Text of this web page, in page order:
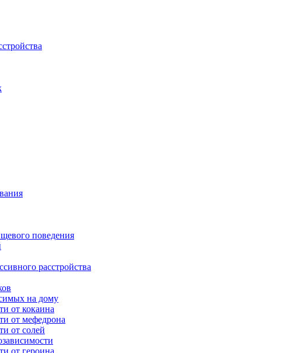
поведения
расстройства
на дому
от кокаина
от мефедрона
от солей
от героина